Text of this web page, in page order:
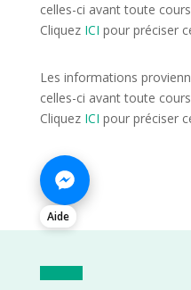
celles-ci avant toute
Cliquez ICI pour préciser
Les informations
celles-ci avant toute
Cliquez ICI pour préciser
Aide